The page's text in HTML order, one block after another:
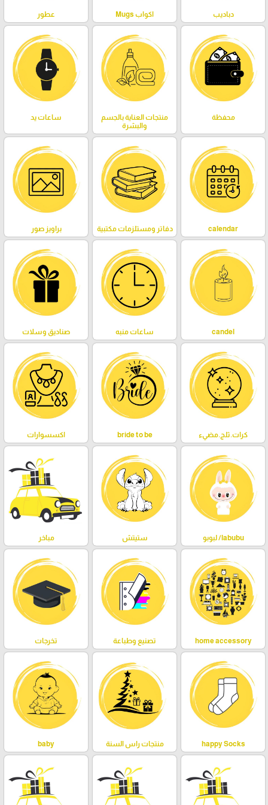
دباديب اكواب Mugs عطور
محفظة
منتجات العناية بالجسم
والبشرة
ساعات يد
calendar دفاتر ومستلزمات مكتبية براويز صور
candel ساعات منبه صناديق وسلات
كرات.ثلج.مضيء bride to be اكسسوارات
labubu/ لبوبو ستيتش مباخر
home accessory تصنيع وطباعة تخرجات
happy Socks منتجات راس السنة baby